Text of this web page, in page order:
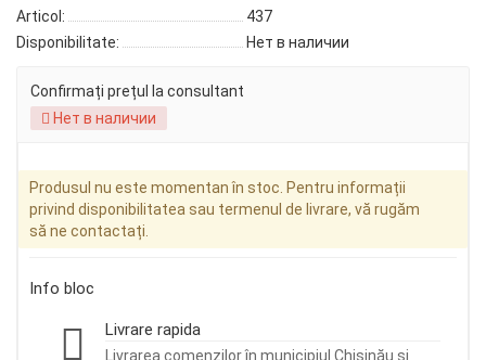
Articol:
437
Disponibilitate:
Нет в наличии
Confirmați prețul la consultant
Нет в наличии
Produsul nu este momentan în stoc. Pentru informații
privind disponibilitatea sau termenul de livrare, vă rugăm
să ne contactați.
Info bloc
Livrare rapida
Livrarea comenzilor în municipiul Chișinău și